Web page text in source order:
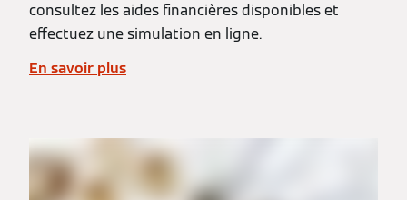
consultez les aides financières disponibles et
effectuez une simulation en ligne.
En savoir plus